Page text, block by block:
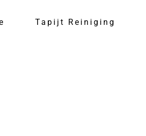
Tapijt Reiniging